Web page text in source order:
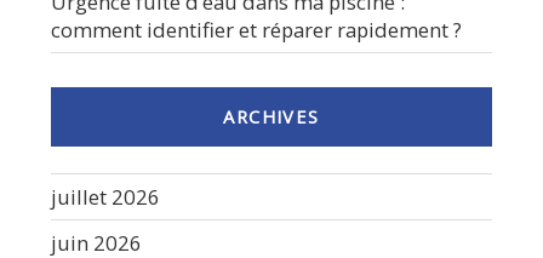
comment identifier et réparer rapidement ?
ARCHIVES
juillet 2026
juin 2026